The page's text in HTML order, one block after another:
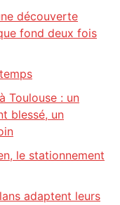
découverte
fond deux fois
Toulouse : un
blessé, un
le stationnement
adaptent leurs